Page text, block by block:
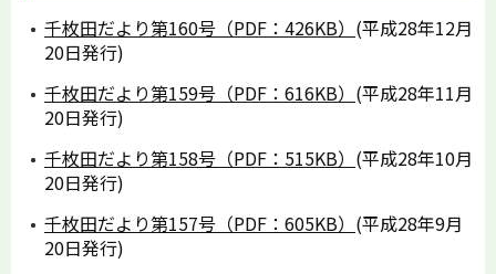
千枚田だより第160号（PDF：426KB） (平成28年12月
20日発行)
千枚田だより第159号（PDF：616KB） (平成28年11月
20日発行)
千枚田だより第158号（PDF：515KB） (平成28年10月
20日発行)
千枚田だより第157号（PDF：605KB） (平成28年9月
20日発行)